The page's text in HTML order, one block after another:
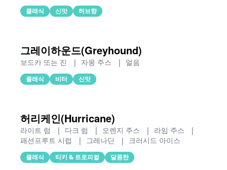
클래식 신맛 허브향
그레이하운드(Greyhound)
보드카 또는 진 | 자몽 주스 | 얼음
클래식 비터 신맛
허리케인(Hurricane)
라이트 럼 | 다크 럼 | 오렌지 주스 | 라임 주스
|
패션프루트 시럽
| 그레나딘 | 크러시드 아이스
클래식 티키 & 트로피컬 달콤한